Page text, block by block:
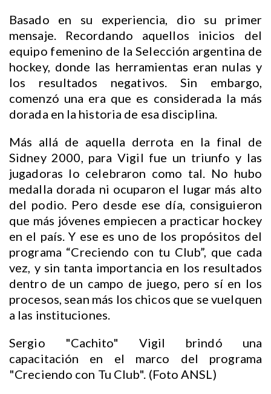
Basado en su experiencia, dio su primer
mensaje. Recordando aquellos inicios del
equipo femenino de la Selección argentina de
hockey, donde las herramientas eran nulas y
los resultados negativos. Sin embargo,
comenzó una era que es considerada la más
dorada en la historia de esa disciplina.
Más allá de aquella derrota en la final de
Sidney 2000, para Vigil fue un triunfo y las
jugadoras lo celebraron como tal. No hubo
medalla dorada ni ocuparon el lugar más alto
del podio. Pero desde ese día, consiguieron
que más jóvenes empiecen a practicar hockey
en el país. Y ese es uno de los propósitos del
programa “Creciendo con tu Club”, que cada
vez, y sin tanta importancia en los resultados
dentro de un campo de juego, pero sí en los
procesos, sean más los chicos que se vuelquen
a las instituciones.
Sergio "Cachito" Vigil brindó una
capacitación en el marco del programa
"Creciendo con Tu Club". (Foto ANSL)